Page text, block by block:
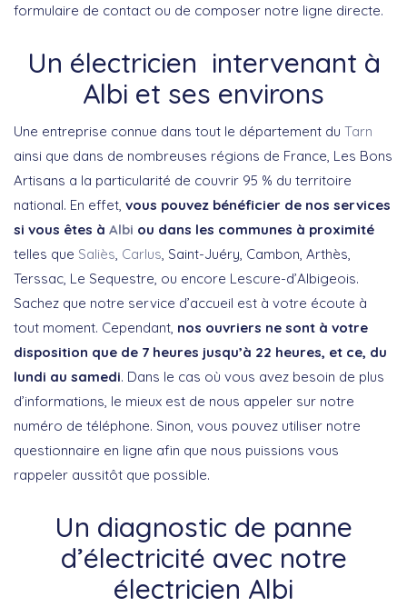
formulaire de contact ou de composer notre ligne directe.
Un électricien intervenant à
Albi et ses environs
Une entreprise connue dans tout le département du Tarn
ainsi que dans de nombreuses régions de France, Les Bons
Artisans a la particularité de couvrir 95 % du territoire
national. En effet, vous pouvez bénéficier de nos services
si vous êtes à Albi ou dans les communes à proximité
telles que Saliès Carlus , Saint-Juéry, Cambon, Arthès,
Terssac, Le Sequestre, ou encore Lescure-d’Albigeois.
Sachez que notre service d’accueil est à votre écoute à
tout moment. Cependant, nos ouvriers ne sont à votre
disposition que de 7 heures jusqu’à 22 heures, et ce, du
lundi au samedi. Dans le cas où vous avez besoin de plus
d’informations, le mieux est de nous appeler sur notre
numéro de téléphone. Sinon, vous pouvez utiliser notre
questionnaire en ligne afin que nous puissions vous
rappeler aussitôt que possible.
Un diagnostic de panne
d’électricité avec notre
électricien Albi